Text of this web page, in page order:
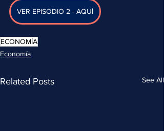
VER EPISODIO 2 - AQUÍ
ECONOMÍA
Economía
Related Posts See All